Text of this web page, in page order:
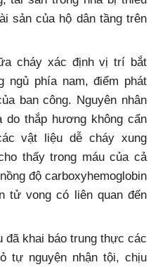
sản của hộ dân tầng trên
cháy xác định vị trí bắt
ngủ phía nam, điểm phát
ban công. Nguyên nhân
thắp hương không cẩn
vật liệu dễ cháy xung
thấy trong máu của cả
độ carboxyhemoglobin
tử vong có liên quan đến
đã khai báo trung thực các
tự nguyện nhận tội, chịu